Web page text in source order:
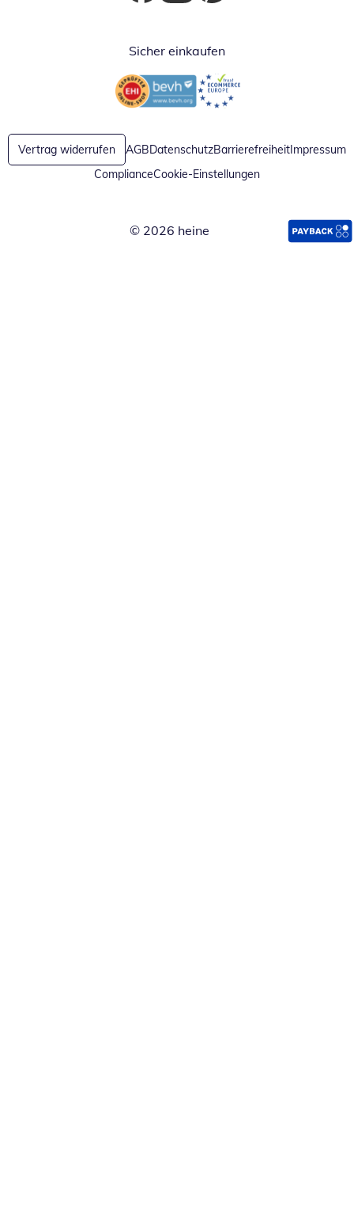
Öffnet in neuem Fenster
Öffnet in neuem Fenster
Öffnet in neuem Fenster
Sicher einkaufen
Öffnet in neuem FensterÖffnet in neuem Fenster
Vertrag widerrufen AGBDatenschutzBarrierefreiheitImpressum
ComplianceCookie-Einstellungen
© 2026 heine